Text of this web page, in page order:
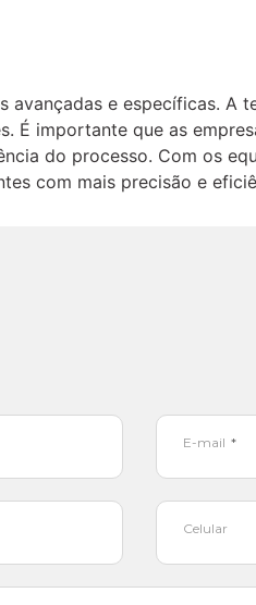
avançadas e específicas. A
É importante que as
do processo. Com os
com mais precisão e
E-mail
Celular